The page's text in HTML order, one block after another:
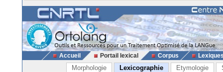
Accueil Portail lexical Corpus
Morphologie Lexicographie Etymologie